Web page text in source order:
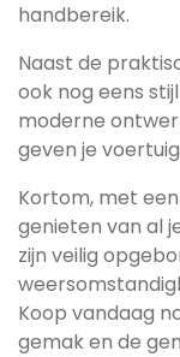
handbereik.
Naast de
ook nog eens
moderne
geven je
Kortom, met
genieten van al
zijn veilig
Koop vandaag
gemak en de